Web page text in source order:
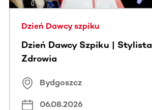
Dzień Dawcy szpiku
Dzień Dawcy Szpiku | Stylista
Zdrowia
Bydgoszcz
06.08.2026